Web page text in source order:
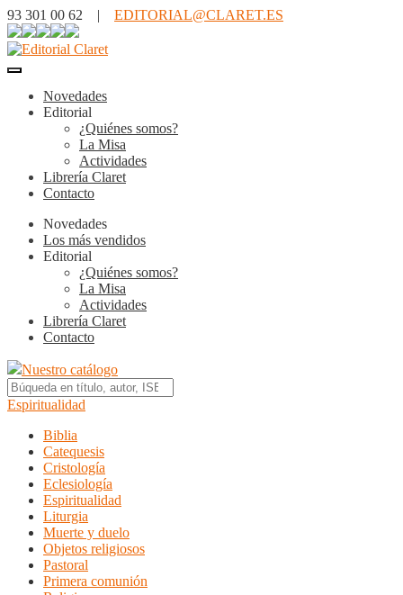
93 301 00 62 | EDITORIAL@CLARET.ES
Novedades
Editorial
¿Quiénes somos?
La Misa
Actividades
Librería Claret
Contacto
Novedades
Los más vendidos
Editorial
¿Quiénes somos?
La Misa
Actividades
Librería Claret
Contacto
Nuestro catálogo
Espiritualidad
Biblia
Catequesis
Cristología
Eclesiología
Espiritualidad
Liturgia
Muerte y duelo
Objetos religiosos
Pastoral
Primera comunión